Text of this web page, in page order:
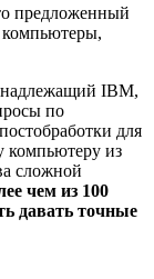
предложенный
компьютеры,
IBM,
по
для
компьютеру из
сложной
чем из 100
давать точные